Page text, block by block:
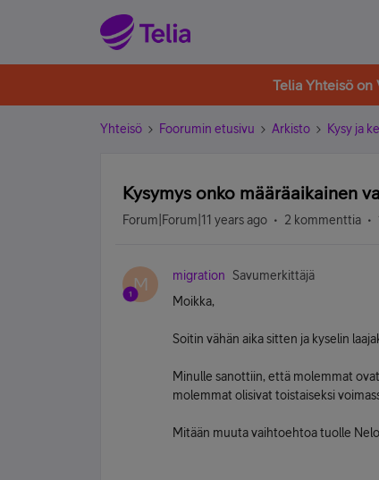
Telia Yhteisö on
Yhteisö Foorumin etusivu Arkisto Kysy ja
Kysymys onko määräaikainen
Forum|Forum|11 years ago 2 kommenttia
M migration
Savumerkittäjä
Moikka,
Soitin vähän aika sitten ja kyselin
Minulle sanottiin, että molemmat
molemmat olisivat toistaiseksi
Mitään muuta vaihtoehtoa tuolle